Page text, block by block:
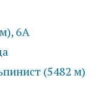
6А
(5482 м)